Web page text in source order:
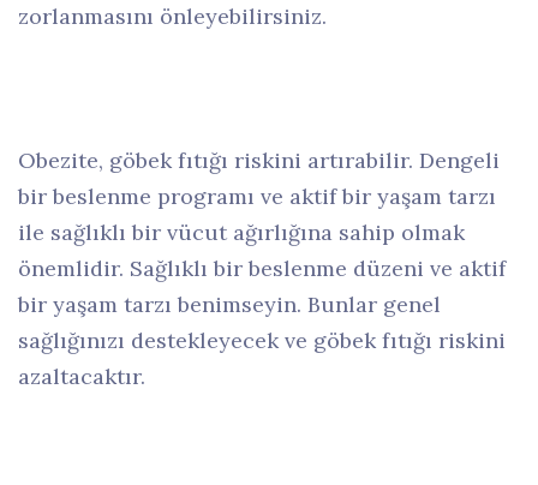
zorlanmasını önleyebilirsiniz.
Obezite, göbek fıtığı riskini artırabilir. Dengeli
bir beslenme programı ve aktif bir yaşam tarzı
ile sağlıklı bir vücut ağırlığına sahip olmak
önemlidir. Sağlıklı bir beslenme düzeni ve aktif
bir yaşam tarzı benimseyin. Bunlar genel
sağlığınızı destekleyecek ve göbek fıtığı riskini
azaltacaktır.